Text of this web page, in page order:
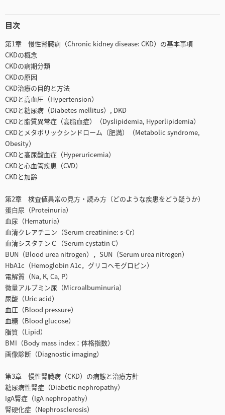
目次
第1章 慢性腎臓病（Chronic kidney disease: CKD）の基本事項
CKDの概念
CKDの病期分類
CKDの原因
CKD治療の目的と方法
CKDと高血圧（Hypertension）
CKDと糖尿病（Diabetes mellitus）, DKD
CKDと脂質異常症（高脂血症）（Dyslipidemia, Hyperlipidemia）
CKDとメタボリックシンドローム（肥満）（Metabolic syndrome,
Obesity）
CKDと高尿酸血症（Hyperuricemia）
CKDと心血管疾患（CVD）
CKDと加齢
第2章 検査値異常の見方・読み方（どのような疾患をどう疑うか）
蛋白尿（Proteinuria）
血尿（Hematuria）
血清クレアチニン（Serum creatinine: s-Cr）
血清シスタチンＣ（Serum cystatin C）
BUN（Blood urea nitrogen），SUN（Serum urea nitrogen）
HbA1c（Hemoglobin A1c，グリコヘモグロビン）
電解質（Na, K, Ca, P）
微量アルブミン尿（Microalbuminuria）
尿酸（Uric acid）
血圧（Blood pressure）
血糖（Blood glucose）
脂質（Lipid）
BMI（Body mass index：体格指数）
画像診断（Diagnostic imaging）
第3章 慢性腎臓病（CKD）の病態と治療方針
糖尿病性腎症（Diabetic nephropathy）
IgA腎症（IgA nephropathy）
腎硬化症（Nephrosclerosis）